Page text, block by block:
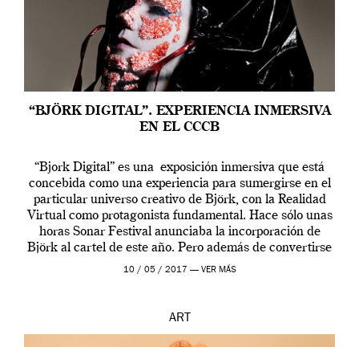
“BJÖRK DIGITAL”. EXPERIENCIA INMERSIVA
EN EL CCCB
“Bjork Digital” es una exposición inmersiva que está
concebida como una experiencia para sumergirse en el
particular universo creativo de Björk, con la Realidad
Virtual como protagonista fundamental. Hace sólo unas
horas Sonar Festival anunciaba la incorporación de
Björk al cartel de este año. Pero además de convertirse
en una de las actuaciones más relevantes […]
10 / 05 / 2017 — VER MÁS
ART